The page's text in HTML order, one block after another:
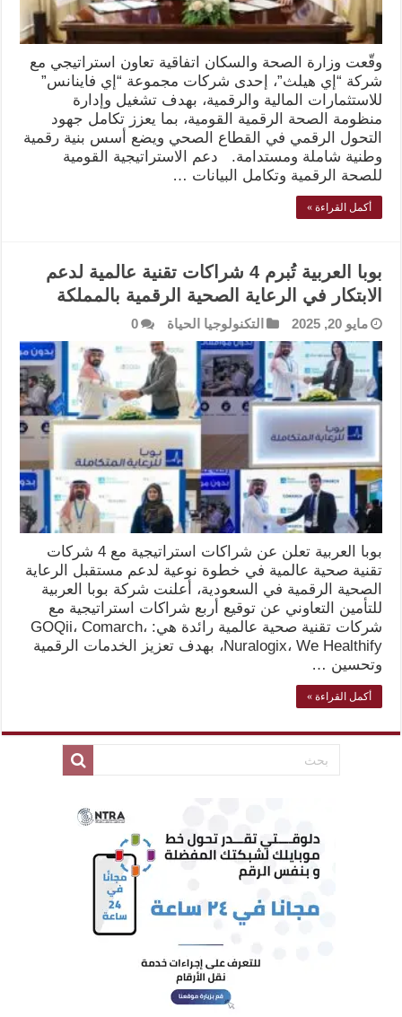
وقّعت وزارة الصحة والسكان اتفاقية تعاون استراتيجي مع
شركة “إي هيلث”، إحدى شركات مجموعة “إي فاينانس”
للاستثمارات المالية والرقمية، بهدف تشغيل وإدارة
منظومة الصحة الرقمية القومية، بما يعزز تكامل جهود
التحول الرقمي في القطاع الصحي ويضع أسس بنية رقمية
وطنية شاملة ومستدامة. دعم الاستراتيجية القومية
للصحة الرقمية وتكامل البيانات …
أكمل القراءة »
بوبا العربية تُبرم 4 شراكات تقنية عالمية لدعم
الابتكار في الرعاية الصحية الرقمية بالمملكة
مايو 20, 2025 التكنولوجيا الحياة 0
بوبا العربية تعلن عن شراكات استراتيجية مع 4 شركات
تقنية صحية عالمية في خطوة نوعية لدعم مستقبل الرعاية
الصحية الرقمية في السعودية، أعلنت شركة بوبا العربية
للتأمين التعاوني عن توقيع أربع شراكات استراتيجية مع
شركات تقنية صحية عالمية رائدة هي: GOQii، Comarch،
Nuralogix، We Healthify، بهدف تعزيز الخدمات الرقمية
وتحسين …
أكمل القراءة »